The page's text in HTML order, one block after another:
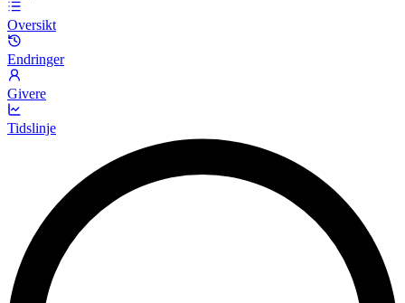
Oversikt
Endringer
Givere
Tidslinje